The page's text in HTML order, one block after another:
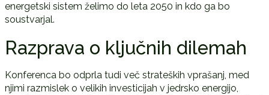
energetski sistem želimo do leta 2050 in kdo ga bo
soustvarjal.
Razprava o ključnih dilemah
Konferenca bo odprla tudi več strateških vprašanj, med
njimi razmislek o velikih investicijah v jedrsko energijo,